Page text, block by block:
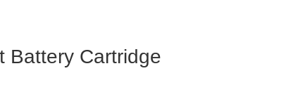
Battery Cartridge